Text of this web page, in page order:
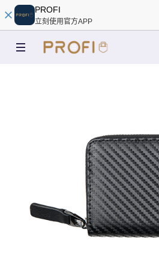
PROFI
立刻使用官方APP